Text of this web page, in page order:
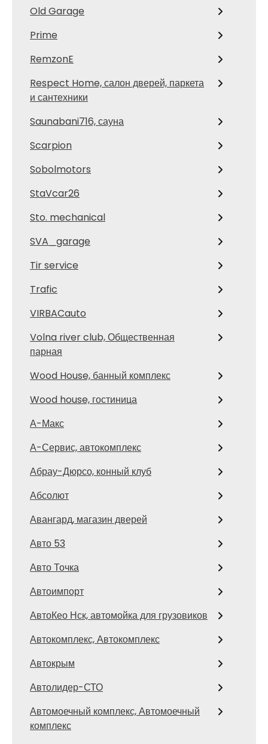
Old Garage
Prime
RemzonE
Respect Home, салон дверей, паркета
и сантехники
Saunabani716, сауна
Scarpion
Sobolmotors
StaVcar26
Sto. mechanical
SVA_garage
Tir service
Trafic
VIRBACauto
Volna river club, Общественная
парная
Wood House, банный комплекс
Wood house, гостиница
А-Макс
А-Сервис, автокомплекс
Абрау-Дюрсо, конный клуб
Абсолют
Авангард, магазин дверей
Авто 53
Авто Точка
Автоимпорт
АвтоКео Нск, автомойка для грузовиков
Автокомплекс, Автокомплекс
Автокрым
Автолидер-СТО
Автомоечный комплекс, Автомоечный
комплекс